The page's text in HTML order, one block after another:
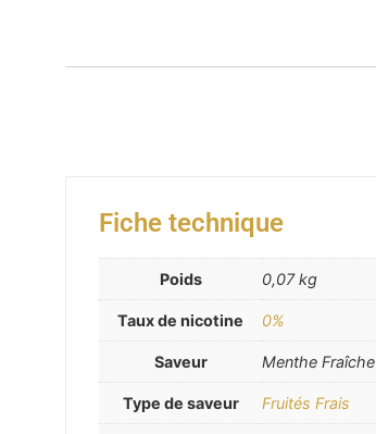
Fiche technique
Poids 0,07 kg
Taux de nicotine 0%
Saveur Menthe Fraîche
Type de saveur Fruités Frais